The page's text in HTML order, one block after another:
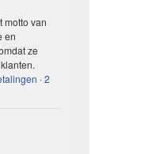
motto van
en
ze
·2